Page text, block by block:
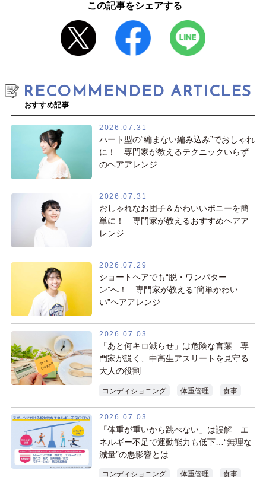
この記事をシェアする
RECOMMENDED ARTICLES
おすすめ記事
2026.07.31
ハート型の“編まない編み込み”でおしゃれ
に！ 専門家が教えるテクニックいらず
のヘアアレンジ
2026.07.31
おしゃれなお団子＆かわいいポニーを簡
単に！ 専門家が教えるおすすめヘアア
レンジ
2026.07.29
ショートヘアでも“脱・ワンパター
ン”へ！ 専門家が教える“簡単かわい
い”ヘアアレンジ
2026.07.03
「あと何キロ減らせ」は危険な言葉 専
門家が説く、中高生アスリートを見守る
大人の役割
コンディショニング 体重管理 食事
2026.07.03
「体重が重いから跳べない」は誤解 エ
ネルギー不足で運動能力も低下…“無理な
減量”の悪影響とは
コンディショニング 体重管理 食事